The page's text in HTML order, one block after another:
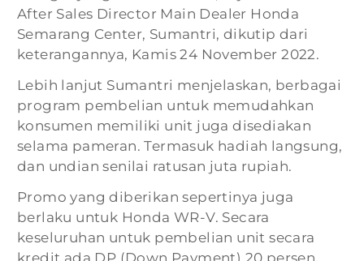
After Sales Director Main Dealer Honda
Semarang Center, Sumantri, dikutip dari
keterangannya, Kamis 24 November 2022.
Lebih lanjut Sumantri menjelaskan, berbagai
program pembelian untuk memudahkan
konsumen memiliki unit juga disediakan
selama pameran. Termasuk hadiah langsung,
dan undian senilai ratusan juta rupiah.
Promo yang diberikan sepertinya juga
berlaku untuk Honda WR-V. Secara
keseluruhan untuk pembelian unit secara
kredit ada DP (Down Payment) 20 persen,